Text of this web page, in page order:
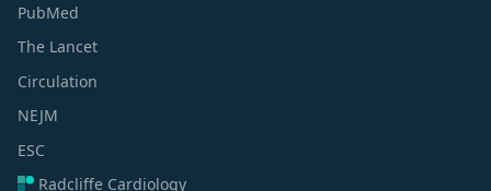
PubMed
The Lancet
Circulation
NEJM
ESC
Radcliffe Cardiology